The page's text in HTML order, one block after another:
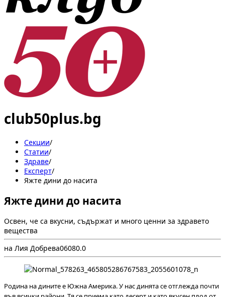
club50plus.bg
Секции/
Статии/
Здраве/
Експерт/
Яжте дини до насита
Яжте дини до насита
Освен, че са вкусни, съдържат и много ценни за здравето
вещества
на Лия Добрева06080.0
Родина на дините е Южна Америка. У нас динята се отглежда почти